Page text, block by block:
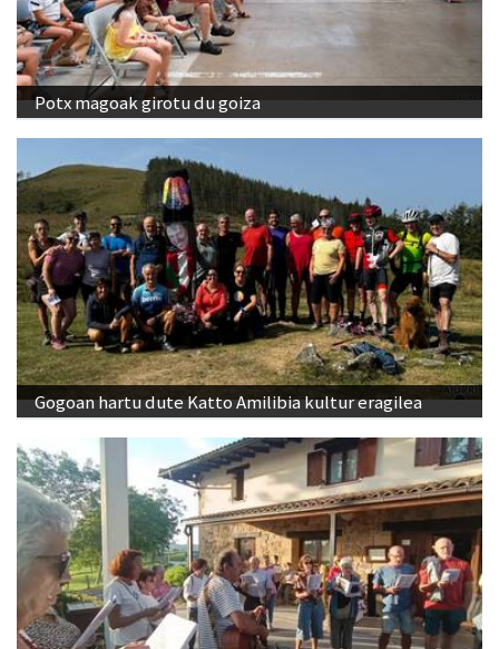
Potx magoak girotu du goiza
Gogoan hartu dute Katto Amilibia kultur eragilea